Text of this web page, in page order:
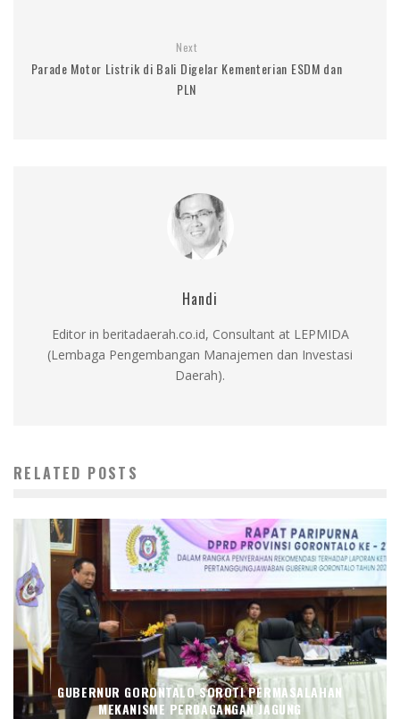
Next
Parade Motor Listrik di Bali Digelar Kementerian ESDM dan
PLN
Handi
Editor in beritadaerah.co.id, Consultant at LEPMIDA
(Lembaga Pengembangan Manajemen dan Investasi
Daerah).
RELATED POSTS
GUBERNUR GORONTALO SOROTI PERMASALAHAN
MEKANISME PERDAGANGAN JAGUNG